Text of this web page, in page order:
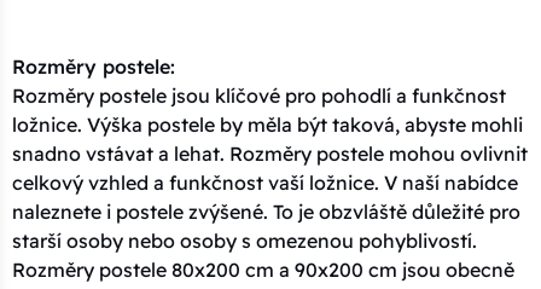
Rozměry postele:
Rozměry postele jsou klíčové pro pohodlí a funkčnost
ložnice. Výška postele by měla být taková, abyste mohli
snadno vstávat a lehat. Rozměry postele mohou ovlivnit
celkový vzhled a funkčnost vaší ložnice. V naší nabídce
naleznete i postele zvýšené. To je obzvláště důležité pro
starší osoby nebo osoby s omezenou pohyblivostí.
Rozměry postele 80x200 cm a 90x200 cm jsou obecně